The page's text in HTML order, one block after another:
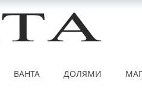
ВАНТА ДОЛЯМИ